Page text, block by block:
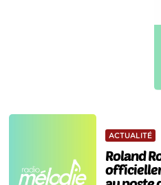
ACTUALITÉ
Roland